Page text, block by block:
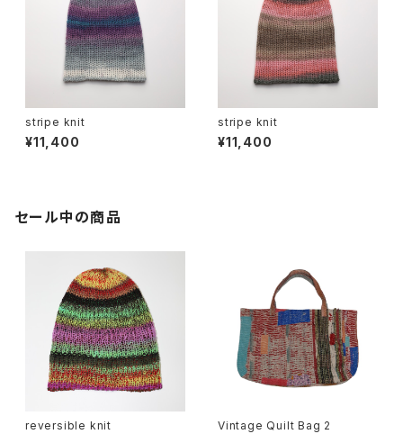
stripe knit
¥11,400
stripe knit
¥11,400
セール中の商品
reversible knit Vintage Quilt Bag 2